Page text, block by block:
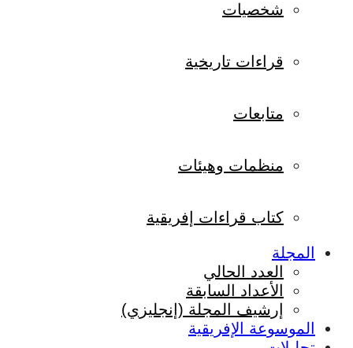
شخصيات
قراءات تاريخية
متابعات
منظمات وهيئات
كتاب قراءات إفريقية
المجلة
العدد الحالي
الأعداد السابقة
إرشيف المجلة (إنجليزي)
الموسوعة الإفريقية